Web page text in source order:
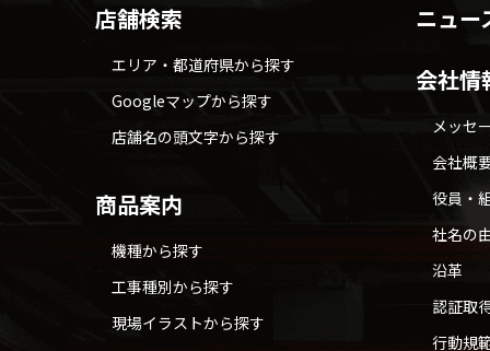
店舗検索
エリア・都道府県から探す
Googleマップから探す
店舗名の頭文字から探す
商品案内
機種から探す
工事種別から探す
現場イラストから探す
ニュー
会社情
メッセ
会社概
役員・
社名の
沿革
認証取
行動規